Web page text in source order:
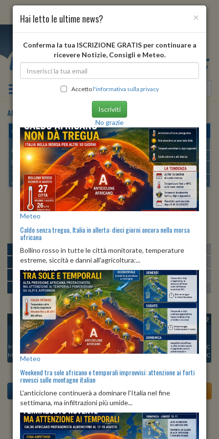
Toggle navigation
ARCOLA dopodomani
sabato, 08 agosto 2026
ARCOLA
PROVINCIA DI:LA SPEZIA
70 METRI S.L.M.
44º 07′ 10″ N 9º 54′ 49″ E
31°
Umidità72% 83%
vento debole
Pioggia:0 mm| Neve: 0 mm
ALBA TRAMONTO
MATTINA min:24º max:29º U:63%
POMERIGGIO min:28º max:30º
SERA min: 26º max:31º U:72%-83%
NOTTE min:24º max:26º U:83%
OGGI
Min:
25°C
Max:29°C
VEN 07
Min:
27°C
Max:30°C
SAB 08
Min:26°C
Max:31°C
DOM 09
Min:27°C
Max:31°C
LUN 10
Min:
26°C
Max:30°C
MAR 11
Min:25°C
Max:30°C
MER 12
Min:
25°C
Max:29°C
Previsioni del Tempo a Arcola di dopodomani
×
Hai letto le ultime news?
Conferma la tua ISCRIZIONE GRATIS per continuare a
ricevere Notizie, Consigli e Meteo.
Accettol'informativa sulla privacy
Iscriviti
No grazie
Meteo
Caldo senza tregua, Italia in allerta: dieci giorni ancora nella morsa
africana
Bollino rosso in tutte le città monitorate, temperature
estreme, siccità e danni all'agricoltura:...
Meteo
Weekend tra sole africano e temporali improvvisi: attenzione ai forti
rovesci sulle montagne italian
L'anticiclone continuerà a dominare l'Italia nel fine
settimana, ma infiltrazioni più umide...